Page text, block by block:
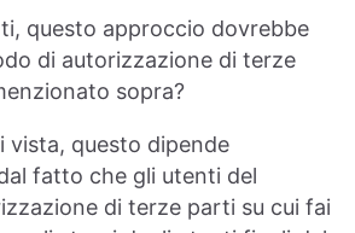
questo approccio dovrebbe
di autorizzazione di terze
sopra?
vista, questo dipende
fatto che gli utenti del
di terze parti su cui fai